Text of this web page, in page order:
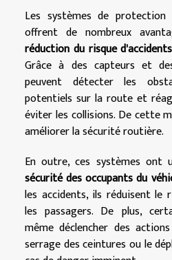
Les systèmes de protection
offrent de nombreux
réduction du risque d'accidents
Grâce à des capteurs et
peuvent détecter les
potentiels sur la route et
éviter les collisions. De cette
améliorer la sécurité routière.
En outre, ces systèmes
sécurité des occupants du
les accidents, ils réduisent le
les passagers. De plus,
même déclencher des
serrage des ceintures ou le